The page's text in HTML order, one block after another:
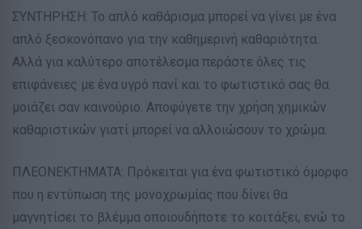
ΣΥΝΤΗΡΗΣΗ: Το απλό καθάρισμα μπορεί να γίνει με ένα
απλό ξεσκονόπανο για την καθημερινή καθαριότητα.
Αλλά για καλύτερο αποτέλεσμα περάστε όλες τις
επιφάνειες με ένα υγρό πανί και το φωτιστικό σας θα
μοιάζει σαν καινούριο. Αποφύγετε την χρήση χημικών
καθαριστικών γιατί μπορεί να αλλοιώσουν το χρώμα.
ΠΛΕΟΝΕΚΤΗΜΑΤΑ: Πρόκειται για ένα φωτιστικό όμορφο
που η εντύπωση της μονοχρωμίας που δίνει θα
μαγνητίσει το βλέμμα οποιουδήποτε το κοιτάξει, ενώ το